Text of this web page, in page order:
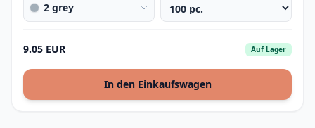
2 grey
9.05 EUR Auf Lager
In den Einkaufswagen